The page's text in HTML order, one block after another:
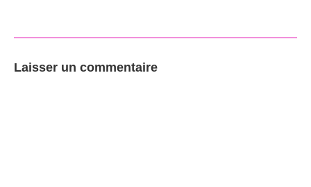
Laisser un commentaire